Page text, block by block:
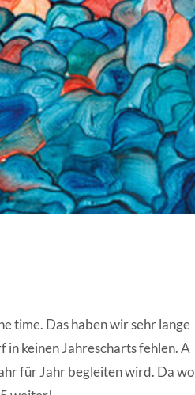
time. Das haben wir sehr lange
in keinen Jahrescharts fehlen. A
für Jahr begleiten wird. Da wo